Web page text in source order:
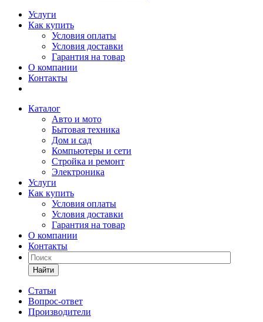
Услуги
Как купить
Условия оплаты
Условия доставки
Гарантия на товар
О компании
Контакты
Каталог
Авто и мото
Бытовая техника
Дом и сад
Компьютеры и сети
Стройка и ремонт
Электроника
Услуги
Как купить
Условия оплаты
Условия доставки
Гарантия на товар
О компании
Контакты
Найти
Статьи
Вопрос-ответ
Производители